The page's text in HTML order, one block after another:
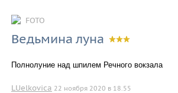
FOTO
Ведьмина луна
Полнолуние над шпилем Речного вокзала
LUelkovica 22 ноября 2020 в 18.55